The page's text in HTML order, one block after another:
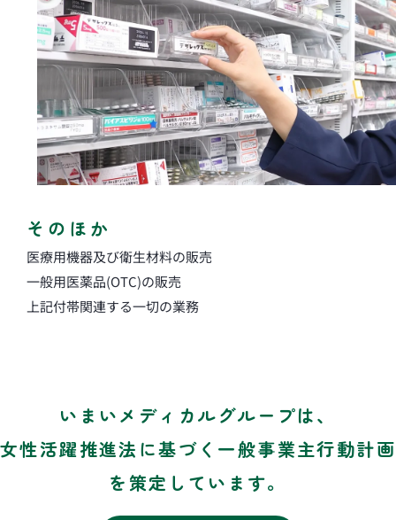
そのほか
医療用機器及び衛生材料の販売
一般用医薬品(OTC)の販売
上記付帯関連する一切の業務
いまいメディカルグループは、
女性活躍推進法に基づく一般事業主行動計画
を策定しています。